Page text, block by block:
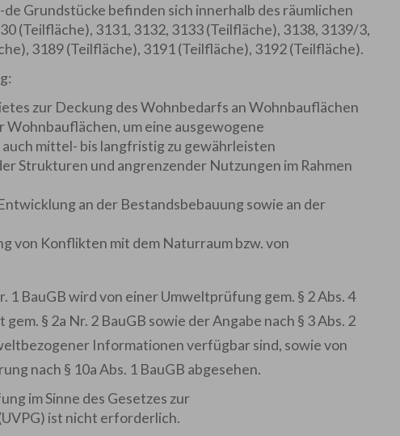
Grundstücke befinden sich innerhalb des räumlichen
(Teilfläche), 3131, 3132, 3133 (Teilfläche), 3138, 3139/3,
3189 (Teilfläche), 3191 (Teilfläche), 3192 (Teilfläche).
zur Deckung des Wohnbedarfs an Wohnbauflächen
um eine ausgewogene
mittel- bis langfristig zu gewährleisten
und angrenzender Nutzungen im Rahmen
an der Bestandsbebauung sowie an der
Konflikten mit dem Naturraum bzw. von
1 BauGB wird von einer Umweltprüfung gem. § 2 Abs. 4
gem. § 2a Nr. 2 BauGB sowie der Angabe nach § 3 Abs. 2
Informationen verfügbar sind, sowie von
nach § 10a Abs. 1 BauGB abgesehen.
im Sinne des Gesetzes zur
ist nicht erforderlich.